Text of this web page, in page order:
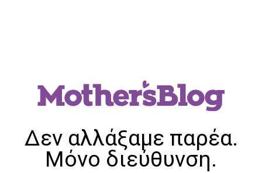
Δεν αλλάξαμε παρέα.
Μόνο διεύθυνση.